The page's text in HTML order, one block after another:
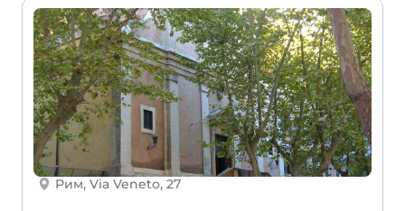
Рим, Via Veneto, 27